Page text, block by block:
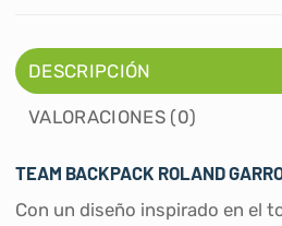
DESCRIPCIÓN
VALORACIONES (0)
TEAM BACKPACK ROLAND
Con un diseño inspirado en el